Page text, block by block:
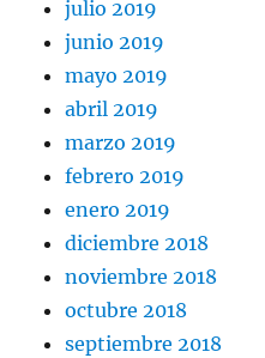
julio 2019
junio 2019
mayo 2019
abril 2019
marzo 2019
febrero 2019
enero 2019
diciembre 2018
noviembre 2018
octubre 2018
septiembre 2018